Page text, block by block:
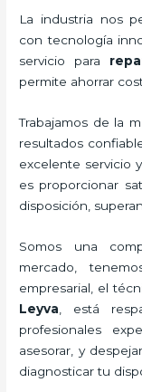
La industria nos
con tecnología
servicio para
permite ahorrar
Trabajamos de la
resultados
excelente servicio y
es proporcionar
disposición,
Somos una
mercado,
empresarial, el
Leyva , está
profesionales
asesorar, y
diagnosticar tu